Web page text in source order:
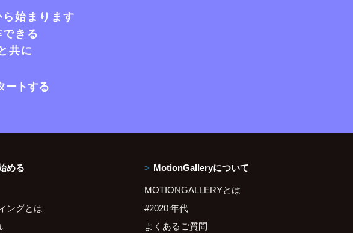
始まります
きる
共に
ートする
める
ングとは
MotionGalleryについて
MOTIONGALLERYとは
#2020 年代
よくあるご質問